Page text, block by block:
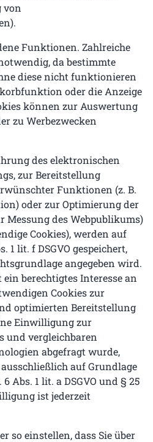
von
Funktionen. Zahlreiche
da bestimmte
diese nicht funktionieren
oder die Anzeige
können zur Auswertung
zu Werbezwecken
des elektronischen
zur Bereitstellung
Funktionen (z. B.
oder zur Optimierung der
Messung des Webpublikums)
Cookies), werden auf
1 lit. f DSGVO gespeichert,
angegeben wird.
berechtigtes Interesse an
Cookies zur
optimierten Bereitstellung
Einwilligung zur
und vergleichbaren
abgefragt wurde,
auf Grundlage
Abs. 1 lit. a DSGVO und § 25
ist jederzeit
so einstellen, dass Sie über